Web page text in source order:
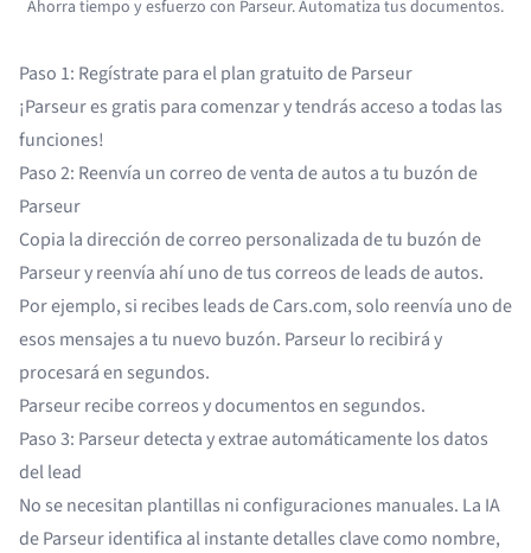
Ahorra tiempo y esfuerzo con Parseur. Automatiza tus documentos.
Paso 1: Regístrate para el plan gratuito de Parseur
¡Parseur es gratis para comenzar y tendrás acceso a todas las
funciones!
Paso 2: Reenvía un correo de venta de autos a tu buzón de
Parseur
Copia la dirección de correo personalizada de tu buzón de
Parseur y reenvía ahí uno de tus correos de leads de autos.
Por ejemplo, si recibes leads de Cars.com, solo reenvía uno de
esos mensajes a tu nuevo buzón. Parseur lo recibirá y
procesará en segundos.
Parseur recibe correos y documentos en segundos.
Paso 3: Parseur detecta y extrae automáticamente los datos
del lead
No se necesitan plantillas ni configuraciones manuales. La IA
de Parseur identifica al instante detalles clave como nombre,